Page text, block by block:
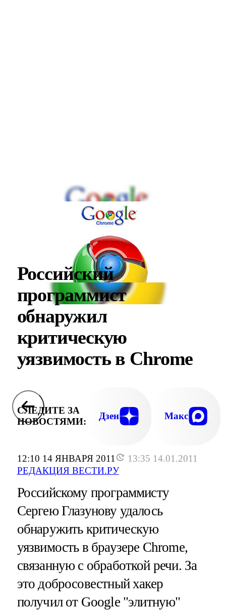
12:10 14 ЯНВАРЯ 2011
13:35 14.01.2011
РЕДАКЦИЯ ВЕСТИ.РУ
Российский
программист
обнаружил
критическую
уязвимость в Chrome
СЛЕДИТЕ ЗА
НОВОСТЯМИ:
Дзен Макс
Российскому программисту
Сергею Глазунову удалось
обнаружить критическую
уязвимость в браузере Chrome,
связанную с обработкой речи. За
это добросовестный хакер
получил от Google "элитную"